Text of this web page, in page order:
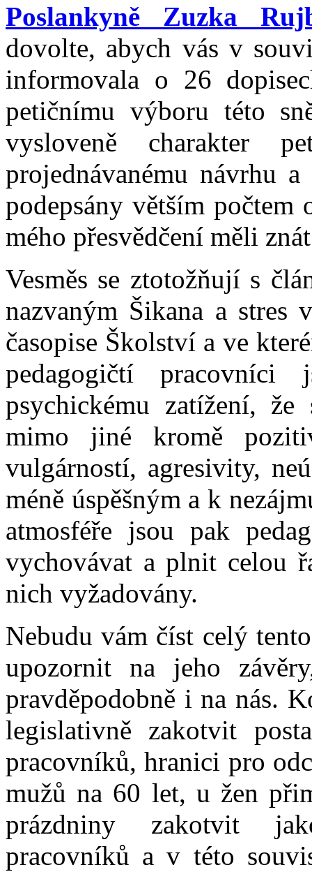
Poslankyně Zuzka
dovolte, abych vás v
informovala o 26
petičnímu výboru této
vysloveně charakter
projednávanému návrhu
podepsány větším počtem
mého přesvědčení měli
Vesměs se ztotožňují s
nazvaným Šikana a
časopise Školství a ve
pedagogičtí pracovníci
psychickému zatížení, že
mimo jiné kromě
vulgárností, agresivity,
méně úspěšným a k
atmosféře jsou pak
vychovávat a plnit celou
nich vyžadovány.
Nebudu vám číst celý
upozornit na jeho
pravděpodobně i na nás.
legislativně zakotvit
pracovníků, hranici pro
mužů na 60 let, u žen
prázdniny zakotvit
pracovníků a v této